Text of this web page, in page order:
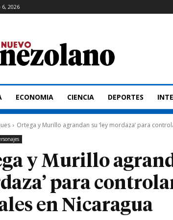
2026
ECONOMIA CIENCIA DEPORTES
Ortega y Murillo agrandan su ‘ley mordaza’ para
y Murillo
para
en Nicaragua